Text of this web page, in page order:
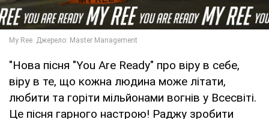
"Нова пісня "You Are Ready" про віру в себе,
віру в те, що кожна людина може літати,
любити та горіти мільйонами вогнів у Всесвіті.
Це пісня гарного настрою! Раджу зробити